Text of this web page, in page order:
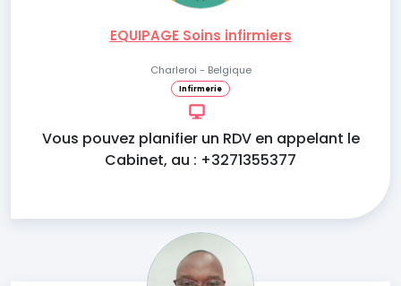
EQUIPAGE Soins infirmiers
Charleroi - Belgique
Infirmerie
Vous pouvez planifier un RDV en appelant le
Cabinet, au : +3271355377